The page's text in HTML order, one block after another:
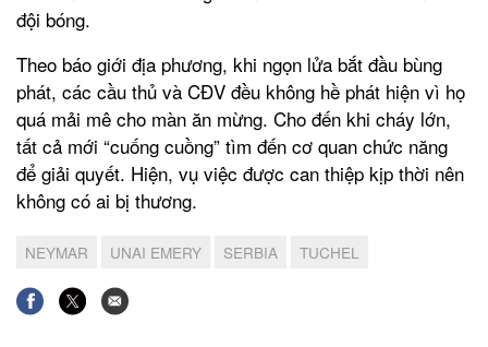
đội bóng.
Theo báo giới địa phương, khi ngọn lửa bắt đầu bùng
phát, các cầu thủ và CĐV đều không hề phát hiện vì họ
quá mải mê cho màn ăn mừng. Cho đến khi cháy lớn,
tất cả mới “cuống cuồng” tìm đến cơ quan chức năng
để giải quyết. Hiện, vụ việc được can thiệp kịp thời nên
không có ai bị thương.
NEYMAR UNAI EMERY SERBIA TUCHEL